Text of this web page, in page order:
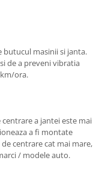
butucul masinii si janta.
de a preveni vibratia
km/ora.
a jantei este mai
a fi montate
centrare cat mai mare,
/ modele auto.